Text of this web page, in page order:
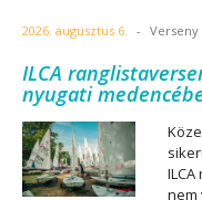
2026. augusztus 6. - Verseny
ILCA
nyugati
nem